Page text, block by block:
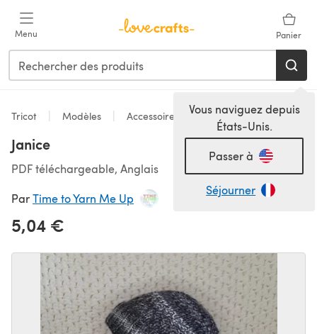
Menu Panier
Vous naviguez depuis
États-Unis.
Passer à
Séjourner
Tricot Modèles Accessoires
Janice
PDF téléchargeable, Anglais
ParTime to Yarn Me Up
5,04 €